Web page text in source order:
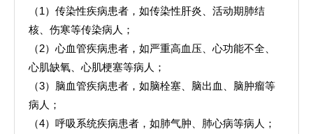
（1）传染性疾病患者，如传染性肝炎、活动期肺结
核、伤寒等传染病人；
（2）心血管疾病患者，如严重高血压、心功能不全、
心肌缺氧、心肌梗塞等病人；
（3）脑血管疾病患者，如脑栓塞、脑出血、脑肿瘤等
病人；
（4）呼吸系统疾病患者，如肺气肿、肺心病等病人；